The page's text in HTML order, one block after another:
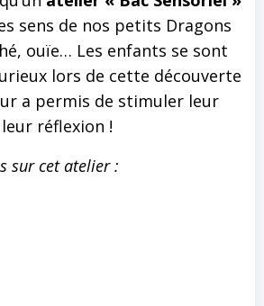
sens de nos petits Dragons
ouïe… Les enfants se sont
lors de cette découverte
a permis de stimuler leur
réflexion !
sur cet atelier :